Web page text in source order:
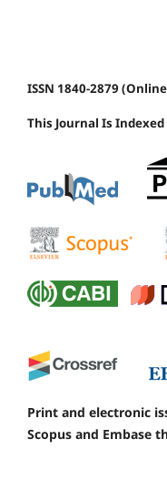
ISSN 1840-2879
This Journal Is Indexed
Print and electronic
Scopus and Embase